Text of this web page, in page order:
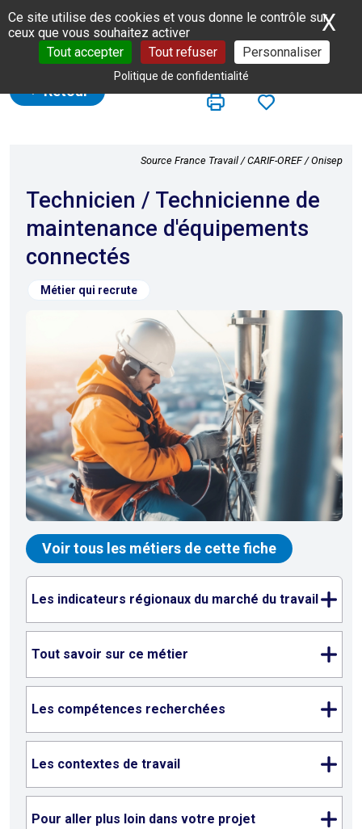
Panneau de gestion des cookies
Ce site utilise des cookies et vous donne le contrôle sur
ceux que vous souhaitez activer
Tout accepter
Tout refuser Personnaliser
Politique de confidentialité
X
Retour
Source France Travail / CARIF-OREF / Onisep
Technicien / Technicienne de
maintenance d'équipements
connectés
Métier qui recrute
Voir tous les métiers de cette fiche
Les indicateurs régionaux du marché du travail
Tout savoir sur ce métier
Les compétences recherchées
Les contextes de travail
Pour aller plus loin dans votre projet